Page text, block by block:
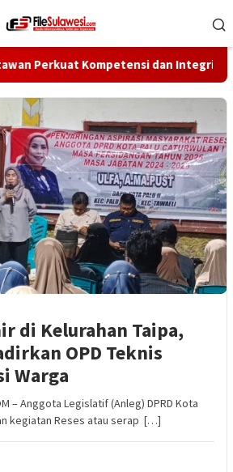
Kompetensi dan Integritas di
di Kelurahan Taipa,
OPD Teknis
Warga
– Anggota Legislatif (Anleg) DPRD Kota
kegiatan Reses atau serap […]